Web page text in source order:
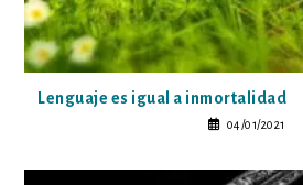
Lenguaje es igual a inmortalidad
04/01/2021